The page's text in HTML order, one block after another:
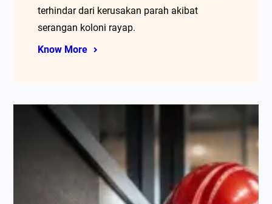
terhindar dari kerusakan parah akibat
serangan koloni rayap.
Know More